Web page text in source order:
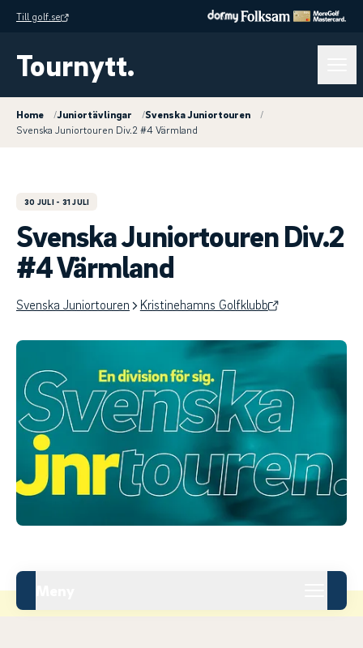
Till golf.se
Tournytt.
Home /Juniortävlingar /Svenska Juniortouren
/
Svenska Juniortouren Div.2 #4 Värmland
30 JULI - 31 JULI
Svenska Juniortouren Div.2
#4 Värmland
Svenska Juniortouren Kristinehamns Golfklubb